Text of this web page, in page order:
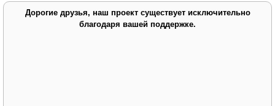
Дорогие друзья, наш проект существует исключительно
благодаря вашей поддержке.